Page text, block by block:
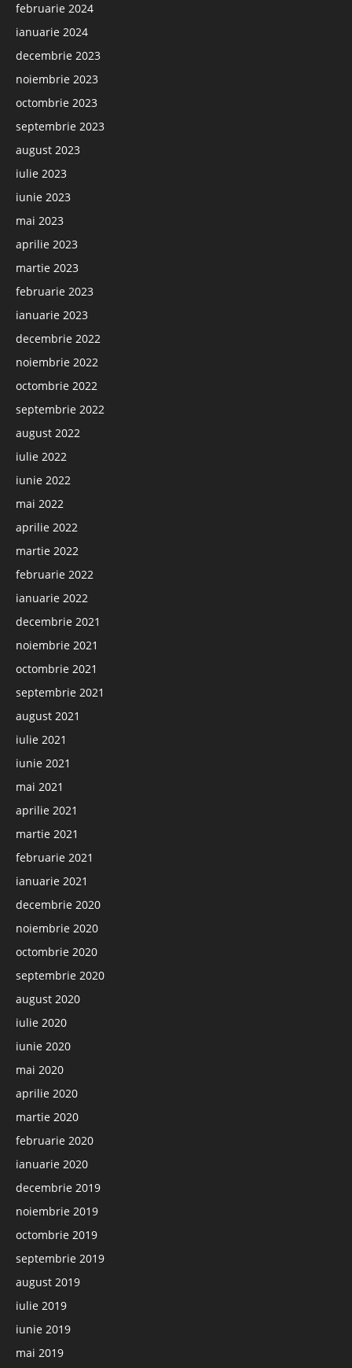
februarie 2024
ianuarie 2024
decembrie 2023
noiembrie 2023
octombrie 2023
septembrie 2023
august 2023
iulie 2023
iunie 2023
mai 2023
aprilie 2023
martie 2023
februarie 2023
ianuarie 2023
decembrie 2022
noiembrie 2022
octombrie 2022
septembrie 2022
august 2022
iulie 2022
iunie 2022
mai 2022
aprilie 2022
martie 2022
februarie 2022
ianuarie 2022
decembrie 2021
noiembrie 2021
octombrie 2021
septembrie 2021
august 2021
iulie 2021
iunie 2021
mai 2021
aprilie 2021
martie 2021
februarie 2021
ianuarie 2021
decembrie 2020
noiembrie 2020
octombrie 2020
septembrie 2020
august 2020
iulie 2020
iunie 2020
mai 2020
aprilie 2020
martie 2020
februarie 2020
ianuarie 2020
decembrie 2019
noiembrie 2019
octombrie 2019
septembrie 2019
august 2019
iulie 2019
iunie 2019
mai 2019